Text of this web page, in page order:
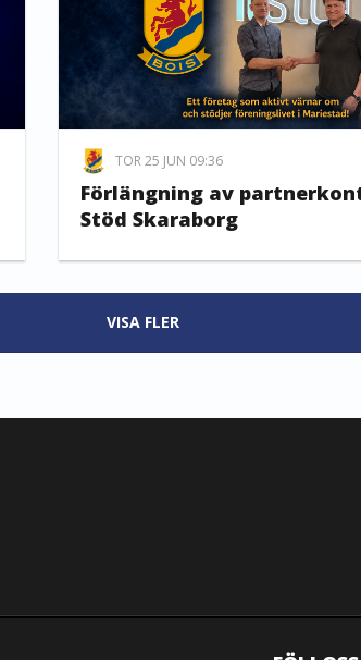
TOR 25 JUN 09:36
Förlängning av
Stöd Skaraborg
VISA FLER